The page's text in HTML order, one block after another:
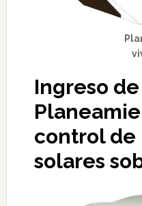
Plano del
Ingreso
control de
solares